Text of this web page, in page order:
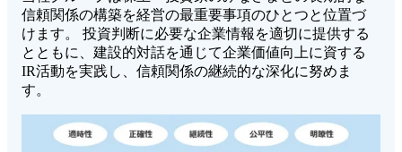
信頼関係の構築を経営の最重要事項のひとつと位置づ
けます。 投資判断に必要な企業情報を適切に提供する
とともに、建設的対話を通じて企業価値向上に資する
IR活動を実践し、信頼関係の継続的な深化に努めま
す。